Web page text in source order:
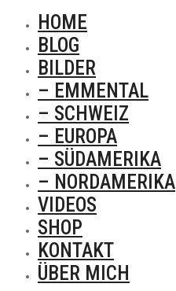
HOME
BLOG
BILDER
– EMMENTAL
– SCHWEIZ
– EUROPA
– SÜDAMERIKA
– NORDAMERIKA
VIDEOS
SHOP
KONTAKT
ÜBER MICH